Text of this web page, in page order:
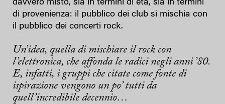
davvero misto, sia in termini di età, sia in termini
di provenienza: il pubblico dei club si mischia con
il pubblico dei concerti rock.
Un’idea, quella di mischiare il rock con
l’elettronica, che affonda le radici negli anni ’80.
E, infatti, i gruppi che citate come fonte di
ispirazione vengono un po’ tutti da
quell’incredibile decennio…